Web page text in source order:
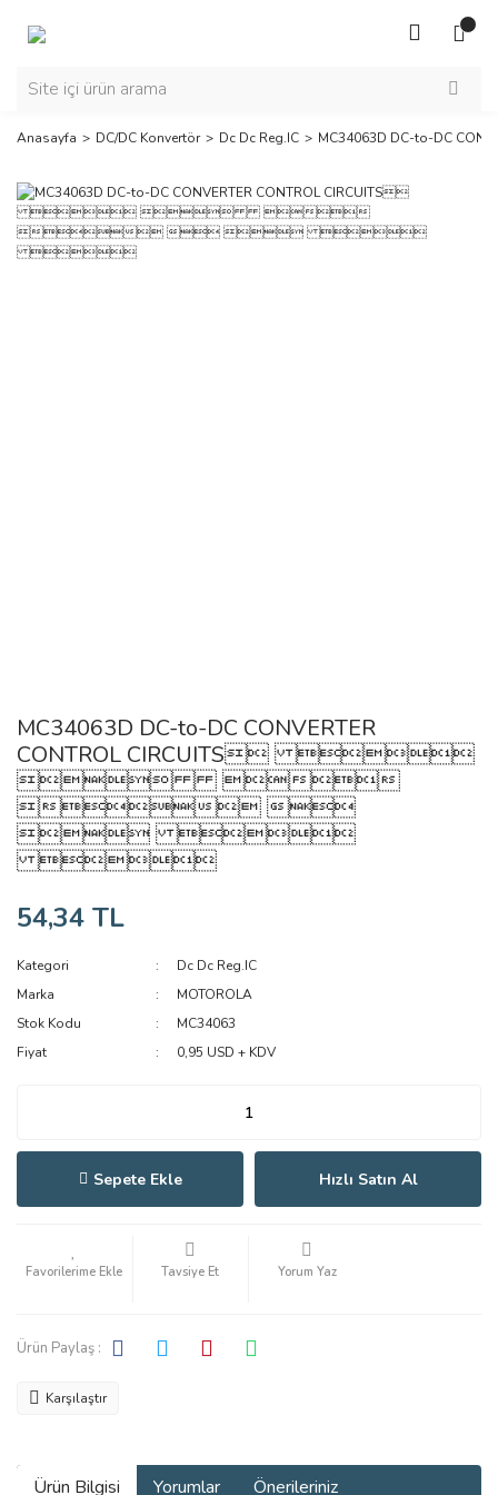
Anasayfa DC/DC Konvertör Dc Dc Reg.IC MC34063D DC-to-
MC34063D DC-to-DC CONVERTER
CONTROL CIRCUITS 
 
 
 

54,34 TL
Kategori
Dc Dc Reg.IC
Marka
MOTOROLA
Stok Kodu
MC34063
Fiyat
0,95 USD + KDV
Sepete Ekle Hızlı Satın Al
Tavsiye Et Yorum Yaz
Ürün Paylaş :
Karşılaştır
Ürün Bilgisi Yorumlar Önerileriniz